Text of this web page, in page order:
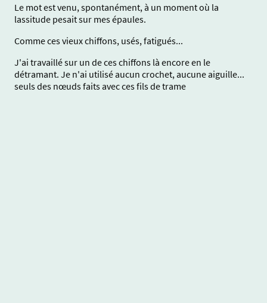
Le mot est venu, spontanément, à un moment où la
lassitude pesait sur mes épaules.
Comme ces vieux chiffons, usés, fatigués...
J'ai travaillé sur un de ces chiffons là encore en le
détramant. Je n'ai utilisé aucun crochet, aucune aiguille...
seuls des nœuds faits avec ces fils de trame